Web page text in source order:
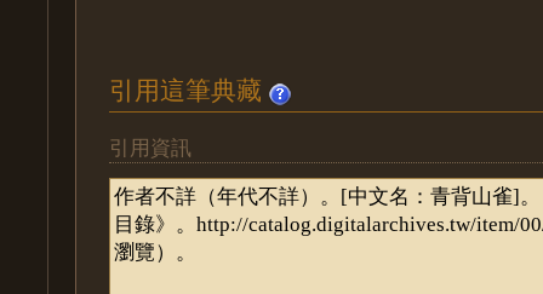
引用這筆典藏
引用資訊